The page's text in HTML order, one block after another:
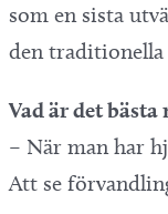
som en sista
den traditionella
Vad är det
– När man har
Att se